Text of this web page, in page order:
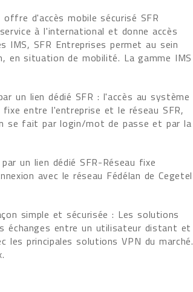
d'accès mobile sécurisé SFR
à l'international et donne accès
IMS, SFR Entreprises permet au sein
en situation de mobilité. La gamme IMS
un lien dédié SFR : l'accès au système
entre l'entreprise et le réseau SFR,
se fait par login/mot de passe et par la
un lien dédié SFR-Réseau fixe
avec le réseau Fédélan de Cegetel
simple et sécurisée : Les solutions
échanges entre un utilisateur distant et
principales solutions VPN du marché.